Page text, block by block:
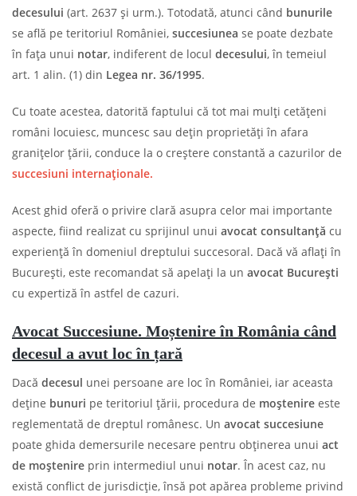
decesului (art. 2637 și urm.). Totodată, atunci când bunurile
se află pe teritoriul României, succesiunea se poate dezbate
în fața unui notar, indiferent de locul decesului, în temeiul
art. 1 alin. (1) din Legea nr. 36/1995.
Cu toate acestea, datorită faptului că tot mai mulți cetățeni
români locuiesc, muncesc sau dețin proprietăți în afara
granițelor țării, conduce la o creștere constantă a cazurilor de
succesiuni internaționale.
Acest ghid oferă o privire clară asupra celor mai importante
aspecte, fiind realizat cu sprijinul unui avocat consultanță cu
experiență în domeniul dreptului succesoral. Dacă vă aflați în
București, este recomandat să apelați la un avocat București
cu expertiză în astfel de cazuri.
Avocat Succesiune. Moștenire în România când
decesul a avut loc în țară
Dacă decesul unei persoane are loc în României, iar aceasta
deține bunuri pe teritoriul țării, procedura de moștenire este
reglementată de dreptul românesc. Un avocat succesiune
poate ghida demersurile necesare pentru obținerea unui act
de moștenire prin intermediul unui notar. În acest caz, nu
există conflict de jurisdicție, însă pot apărea probleme privind